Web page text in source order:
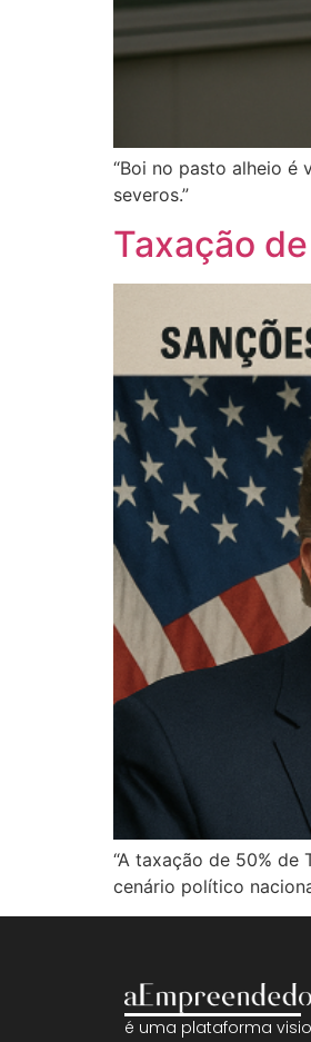
“Boi no pasto alheio é
severos.”
Taxação
“A taxação de 50%
cenário político
é uma plataforma